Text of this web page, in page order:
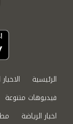
الرئيسية
فيديوهات متنوعة
اخبار الرياضة